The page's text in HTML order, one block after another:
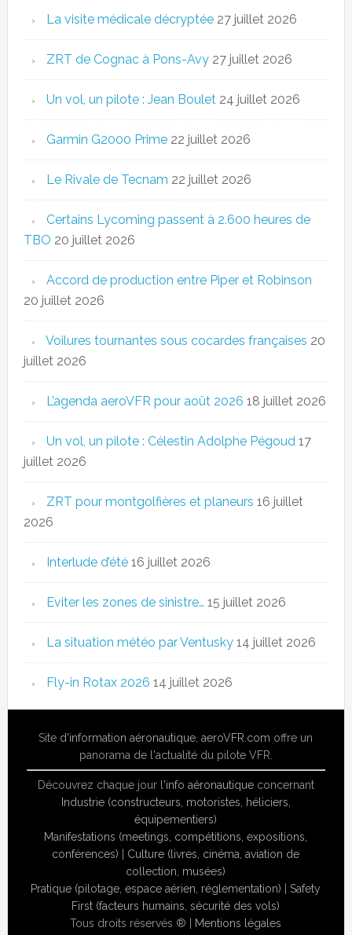
La visite médicale décryptée 27 juillet 2026
ZRT de Cognac à Pons-Avy 27 juillet 2026
Un vol, un pilote : Jean Boulet 24 juillet 2026
Garmin G2000 Prime 22 juillet 2026
Le Rivale de Tecnam 22 juillet 2026
Certains Lycoming passent à 2.600 heures de
TBO 20 juillet 2026
Accord de production entre Piper et Robinson
20 juillet 2026
Voilures tournantes sous cocardes françaises 20
juillet 2026
L’agenda aeroVFR pour août 2026 18 juillet 2026
Un vol, un pilote : Célestin Adolphe Pégoud 17
juillet 2026
ZRT pour montgolfières et planeurs 16 juillet
2026
Interlude d’été 16 juillet 2026
Eviter les zones de sinistre… 15 juillet 2026
La situation météo par Ventusky 14 juillet 2026
Fly-in Rotax 2026 14 juillet 2026
Site d'information aéronautique ,aeroVFR.com offre un
panorama de l'actualité du pilote VFR.
Découvrez chaque jour l'info aéronautiqueconcernant
Industrie (constructeurs, motoristes, héliciers,
équipementiers)
Manifestations (meetings, compétitions, expositions,
conférences)
Culture (livres, cinéma, aviation de
collection, musées)
Pratique (pilotage, espace aérien, réglementation) |Safety
First (facteurs humains, sécurité des vols)
Tous droits réservés ® | Mentions légales